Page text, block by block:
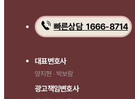
빠른상담 1666-8714
대표변호사
양지현 · 박보람
광고책임변호사